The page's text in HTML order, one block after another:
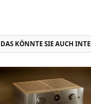
DAS KÖNNTE SIE AUCH